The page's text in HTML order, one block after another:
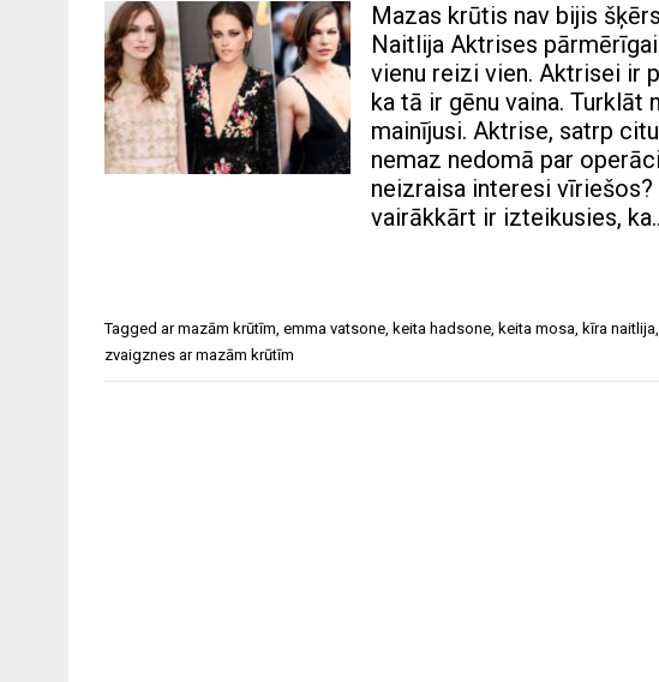
Mazas krūtis nav bijis
Naitlija Aktrises
vienu reizi vien. Aktrisei ir
ka tā ir gēnu vaina. Turklāt
mainījusi. Aktrise, satrp
nemaz nedomā par
neizraisa interesi
vairākkārt ir izteikusies,
Tagged ar mazām krūtīm, emma vatsone, keita hadsone, keita mosa, kīra naitlija,
zvaigznes ar mazām krūtīm